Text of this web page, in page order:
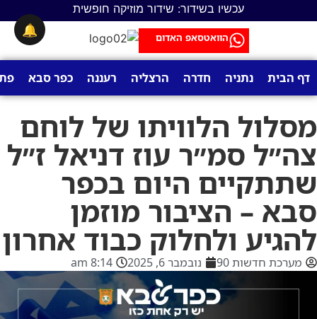
עכשיו בשידור: שידור מוזיקה חופשית
הוואטסאפ האדום
דף הבית נתניה חדרה הרצליה רעננה כפר סבא
מסלול הלוויתו של לוחם
צה״ל סמ״ר עוז דניאל ז״ל
שתתקיים היום בכפר
סבא – הציבור מוזמן
להגיע ולחלוק כבוד אחרון
מערכת חדשות 90 נובמבר 6, 2025 8:14 am
🔔